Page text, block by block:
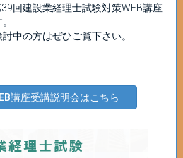
回建設業経理士試験対策WEB講座
中の方はぜひご覧下さい。
講座受講説明会はこちら